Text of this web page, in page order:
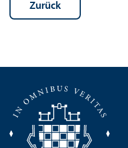
Zurück